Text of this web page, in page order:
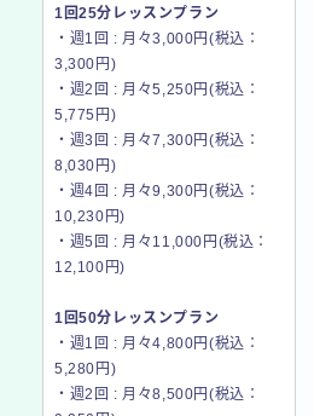
1回25分レッスンプラン
・週1回 : 月々3,000円(税込：
3,300円)
・週2回 : 月々5,250円(税込：
5,775円)
・週3回 : 月々7,300円(税込：
8,030円)
・週4回 : 月々9,300円(税込：
10,230円)
・週5回 : 月々11,000円(税込：
12,100円)
1回50分レッスンプラン
・週1回 : 月々4,800円(税込：
5,280円)
・週2回 : 月々8,500円(税込：